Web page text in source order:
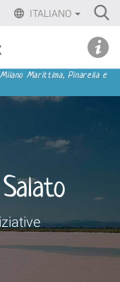
ITALIANO
Marittima, Pinarella e